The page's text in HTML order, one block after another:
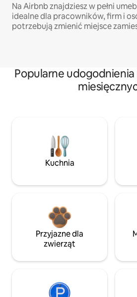
Na Airbnb znajdziesz w pełni
idealne dla pracowników, firm i
potrzebują zmienić miejsce
Popularne
Kuchnia
Przyjazne dla
zwierząt